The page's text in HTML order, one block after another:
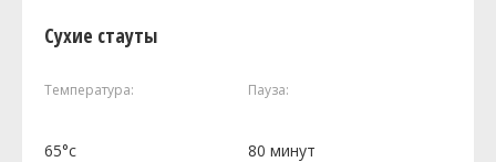
Сухие стауты
Температура: Пауза:
65°c 80 минут